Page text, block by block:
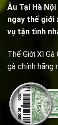
Âu Tại Hà
ngay thế giới
vụ tận tình
Thế Giới Xì
gà chính hãng